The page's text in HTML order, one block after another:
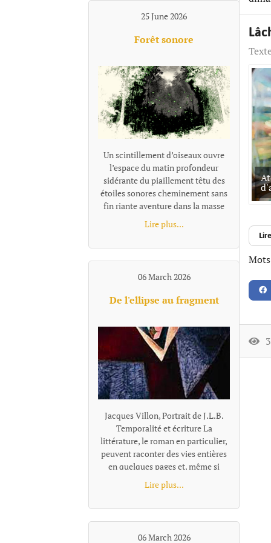
25 June 2026
Forêt sonore
Un scintillement d’oiseaux ouvre
l’espace du matin profondeur
sidérante du piaillement têtu des
étoiles sonores cheminement sans
fin riante aventure dans la masse
des cris tourbillonnants
promené par les pointes élancées
prolixité d’une énergie joyeuse
s’enfoncer jusqu'au cou dans un
pétillement bouche bée, souriante
vivante des chants de la forêt.
Lire plus...
06 March 2026
De l'ellipse au fragment
Jacques Villon, Portrait de J.L.B. Temporalité et écriture La littérature, le roman en particulier, peuvent raconter des vies entières en quelques pages et, même si l’auteur se donne des centaines ou des milliers de pages, il lui faudra choisir, sélectionner et se centrer sur certains moments qui lui semblent représentatifs ou nécessaires à son récit. Pour passer de l'un à l'autre de ces temps "racontés", la narration effectue un « saut » et il existe plusieurs façons de le concevoir et de l'articuler au récit, ces différentes options narratives, ces diverses façons de passer d'un temps à l'autre se distinguent notamment par leur rapport au tout, à la totalité de l'histoire, à sa suite temporelle complète. L’ellipse : maintien d’une chronologie lisible Ces sauts, quand ils sont faits en reliant entre eux les moments racontés, s'appellent des ellipses. L'ellipse omet, "saute" une portion de temps, d’action, mais elle le fait dans un cadre temporel qui reste globalement ordonné et repérable. Le texte fournit pour cela des indices (adverbes, dates, saisons, âges des personnages, données temporelles, un court résumé de ce qui s’est passé entretemps etc.) qui indiquent au lecteur la suppression d’un segment de l’histoire et lui permettent de situer mentalement l’ellipse dans une chronologie comme le « Quelques mois plus tard… » de Patrick Modiano dans Rue des boutiques obscures. Même quand l’ellipse est brutale : « Seize ans plus tard. » écrit Victor Hugo, elle sous-entend une temporalité repérable. Les différents moments du texte ainsi réunis par l’ellipse ne sont donc pas des fragments autonomes : ils restent des moments d’une même chaîne causale et chronologique séparés par un moment sous-entendu: le temps manquant existe dans l’histoire, il est évoqué, affirmé comme non raconté. Le lecteur perçoit une continuité partiellement énigmatique ou laissée dans l’ombre, mais encadrée et située clairement. L’ellipse ne fragmente donc pas le texte : elle est un outil qui permet de condenser le récit. Les fragments, des segments autonomes L'ellipse situe l'extrait par rapport à la totalité, au minimum par rapport à l'extrait précédent, comme un morceau d'un puzzle se présente en tant que partie d'un tout. Le fragment refuse cette référence, il se présente comme un tout séparé. Il laisse les moments absents totalement dans l’ombre, sans repère temporel pour les situer les uns par rapport aux autres, le récit n’est plus simplement discontinu, mais fragmenté. Le lien peut être fait, ou pas, par le lecteur, mais la totalité devient une référence floue, très allusive ou indirecte. Il n'y a plus de référence à une temporalité repérable que l'on pourrait reconstituer. Exemple d'écriture fragmentaire hors fiction dans Les Ombres errantes de Pascal Quignard, ouvrage composé d’une succession de fragments méditatifs. « Lire, c’est quitter le monde visible.Celui qui ouvre un livre se retire.Il abandonne le bruit commun pour une voix silencieuse.La lecture est une solitude partagée avec un mort. Dans les livres, les morts parlent aux vivants.La voix qui vient de la page n’appartient plus à personne.Elle a traversé le temps.C’est une parole sauvée de l’oubli. » Exemple dans la fiction dans Les Vagues de Virginia Woolf, ce roman est composé de monologues successifs de différents personnages, sans transition narrative. Chaque prise de parole forme un fragment autonome. Fragment 1 : monologue de Bernard« Les feuilles tombent ; les feuilles tombent sans cesse.J’erre dans les rues de Londres, inventant des histoires.Chaque visage que je croise devient le début d’un récit.Pourtant, au moment où je veux saisir ces histoires, elles s’évanouissent. »Fragment 2 qui enchaine : monologue de Susan« J’aime les champs humides et les odeurs de l’étable.Ici, la terre est solide sous mes pieds.Les villes me troublent ; leurs voix se croisent sans repos.Je préfère le rythme lent des saisons et le pas régulier des bêtes. » L'idée de fragment se retrouve à tous les niveaux du texte : Au niveau d'éléments temporels séparés, non reliés par une ellipse, le fragment concerne la chronologie, le temps est coupé. Il peut être ponctuel, réversible, ou suspendu ; le temps fragmenté ne s’écoule pas vraiment. Au niveau stylistique, la fragmentation se fait essentiellement par des phrases sont juxtaposées. En ce qui concerne la construction globale, la fragmentation se fait au travers de matériaux hétérogènes sans marqueurs logiques ou causaux explicites. Les parties séparées se suivent avec une relation qui peut rester flottante ou associative et qui relève davantage de la résonance, de l’écho, de la juxtaposition, de la variation ou de la contradiction que de la succession ordonnée. Contrairement au montage ou à la construction classique, les fragments ne sont pas nécessairement organisés en système. Le mot qui caractérise le mieux le fragment, c'est l'autonomie. Le fragment est un texte bref mais complet. On parle alors de texte fragmentaire, de narration éclatée, d'écriture discontinue. Dans sa forme la plus radicale (Blanchot, Cioran tardif, certaines proses de Jabès, Handke dans Le Malheur sans désirs, ou encore Pascal Quignard), le fragment ne se situe pas dans une hiérarchie et leur ordre peut être modifié sans détruire l'ensemble ou sans que l'on puisse y voir une faille par rapport à une hiérarchie narrative. Cette déconstruction de l'idée de totalité et d'ordre est parfois désignée comme le « non-lien » ou le « rapport sans rapport » (Blanchot). Le fragment a été inauguré par Friedrich Schlegel et la tradition romantique. « La littérature est le fragment de tous les fragments » a pu écrire Goethe. Le fragment n’est pas un morceau d’un tout, mais une forme ouverte. On peut parler aussi d'une poétique différente de celle de l'ellipse : d'une tentation ou d'une recherche de l’inachèvement. Fragmentation, concentration, condensation L'expression « écriture fragmentaire » peut recouvrir des formes différentes qu'on ne peut simplement assimiler et résumer par l'idée de discontinuité. La « fragmentation » n’est pas un procédé unique, mais une famille de formes de ruptures selon le niveau et le type d'autonomie recherchés. Il faut rappeler que de nombreux textes, notamment contemporains, utilisent à la fois l'ellipse temporelle et une forme de fragmentation dans des orientations multiples. La frontière ellipse / fragment (et c'est le propre de toute notion littéraire, nous ne sommes pas en mathématique...) devient parfois poreuse. On peut citer dans le domaine poétique René Char avec des fragments très autonomes, mais parfois une thématique de la Résistance ou une chronologie émotionnelle diffuse les relie subtilement. Et dans l'autofiction : Annie Ernaux, dans certains livres comme Les Années, mélange écriture fragmentaire et ellipses temporelles très marquées avec une chronologie historique quand même lisible. Notons égalment que l'écriture fragmentaire peut aussi se marquer, non par l'absence de repère mais par une proportion texte/totalité. Raconter une existence humaine en quelques paragraphes séparés, même avec quelques indications, procède du fragment. Trop de choses manquent pour que la perception de la discontinuité, du vide, ne prime pas sur celle d'une totalité. On peut placer dans cette catégorie le livre «Roland Barthes par Roland Barthes », une biographie que l'auteur veiut "éclatée" en chapitres comment autant de fragments de vie avec comme incipit, par exemple : Au moment du premier cri… Au tableau noir… La première fois qu…. A trente ans… La dernière fois qu… A son dernier instant… Les repères temporels sont là, mais la chronologie complète s'estompe au profit d'instantanés qui, certes renvoie à l'idée de biographie, mais celle-ci, largement absente, ne peut qu'être très partiellement reconstituée. Beaucoup de textes ne sont pas fragmentés au sens de complètement décousus et composés de morceaux sans liens explicites, mais la façon de raconter par de menus éléments, des micro scènes pour évoquer un temps très long, laissant tout le reste dans l'ombre sont tellement concentrés, condensés qu'ils donnent une impression de fragmentation malgré les ellipses et repères. Exemple d' écriture ellpitique, concentrée jusqu'au fragmentaire et pourtant très évocatrice : "À dix-huit ans, Pierre quitta la maison campagnarde où il était né. Au moment précis où il s’en alla, sa vieille mère infirme était dans Ie lit de la chambre bleue dans laquelle il y avait le daguerréotype de son père, des plumes de paon dans un vase, et une pendule représentant Paul et Virginie, et qui indiquait trois heures. Dans la cour, sous le figuier, son grand-père se reposait. Dans le jardin, il y avait sa fiancée, des roses et des poiriers luisants. Pierre alla gagner sa vie, dans un pays où il y avait des nègres, des perroquets, des caoutchoucs, de la mélasse, des fièvres et des serpents. Il y demeura trente ans. Au moment précis où il revint dans la maison campagnarde où il était né, la chambre bleue était devenue blanche, sa mère reposait au sein de Dieu, Ie portrait de son père n’était plus là, et les plumes du paon et le vase avaient disparu. Un objet quelconque remplaçait la pendule. Dans la cour, sous le figuier où son défunt grand-père se reposa, il y avait des écuelles cassées et une pauvre poule malade. Dans le jardin de roses et de poiriers luisants où fut sa fiancée, iI y avait une vieille dame. L’histoire ne dit pas qui elle était." Francis Jammes, Le Roman du lièvre (1922) Fragmentation, continuité... modernité ? Au-delà du constat et de la nécessaire définition des termes, le choix de la fragmentation, par opposition à la continuité et sa construction, est une manière de se positionner par rapport à des questionnements de notre époque. La pratique du fragment correspond à un désir de coller ou d'exprimer sa dimension nettement discontinue, fragmentée, mais aussi, plus largement, de se placer dans u
Lire plus...
06 March 2026